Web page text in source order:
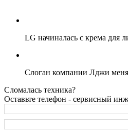
LG начиналась с крема для
Слоган компании Лджи
Сломалась техника?
Оставьте телефон - сервисный